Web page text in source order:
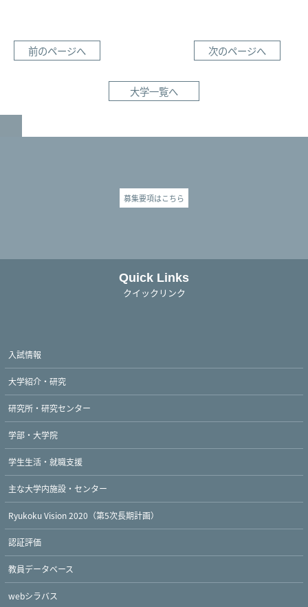
前のページへ 次のページへ
大学一覧へ
募集要項はこちら
Quick Links
クイックリンク
入試情報
大学紹介・研究
研究所・研究センター
学部・大学院
学生生活・就職支援
主な大学内施設・センター
Ryukoku Vision 2020（第5次長期計画）
認証評価
教員データベース
webシラバス